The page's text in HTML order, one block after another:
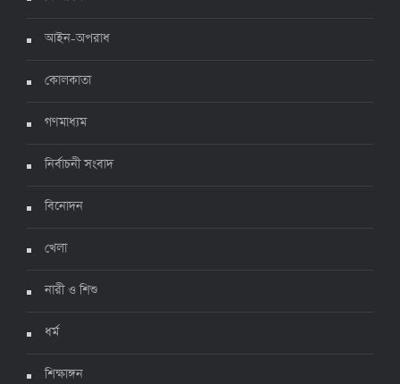
ঊর্ধ্বগতিতে সংক্রমণ, স্বাস্থ্যবিধিতে উদাসীনতা
আইন-অপরাধ
কোলকাতা
গণমাধ্যম
নির্বাচনী সংবাদ
বিনোদন
খেলা
নারী ও শিশু
ধর্ম
শিক্ষাঙ্গন